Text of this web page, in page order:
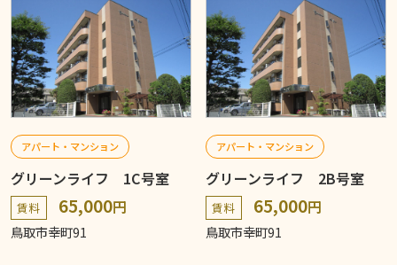
アパート・マンション
グリーンライフ 1C号室
賃料 65,000円
鳥取市幸町91
アパート・マンション
グリーンライフ 2B号室
賃料 65,000円
鳥取市幸町91